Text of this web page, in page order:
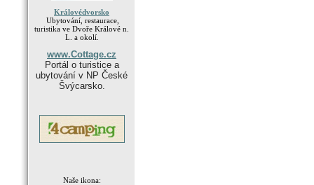
Královédvorsko
Ubytování, restaurace,
turistika ve Dvoře Králové n.
L. a okolí.
www.Cottage.cz
Portál o turistice a
ubytování v NP České
Švýcarsko.
Naše ikona: